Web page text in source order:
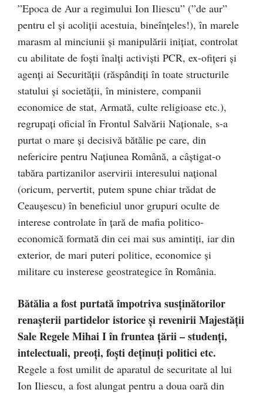
”Epoca de Aur a regimului Ion Iliescu” (”de aur”
pentru el şi acoliţii acestuia, bineînţeles!), în marele
marasm al minciunii şi manipulării iniţiat, controlat
cu abilitate de foşti înalţi activişti PCR, ex-ofiţeri şi
agenţi ai Securităţii (răspândiţi în toate structurile
statului şi societăţii, în ministere, companii
economice de stat, Armată, culte religioase etc.),
regrupaţi oficial în Frontul Salvării Naţionale, s-a
purtat o mare şi decisivă bătălie pe care, din
nefericire pentru Naţiunea Română, a câştigat-o
tabăra partizanilor aservirii interesului naţional
(oricum, pervertit, putem spune chiar trădat de
Ceauşescu) în beneficiul unor grupuri oculte de
interese controlate în ţară de mafia politico-
economică formată din cei mai sus amintiţi, iar din
exterior, de mari puteri politice, economice şi
militare cu insterese geostrategice în România.
Bătălia a fost purtată împotriva susţinătorilor
renaşterii partidelor istorice şi revenirii Majestăţii
Sale Regele Mihai I în fruntea ţării – studenţi,
intelectuali, preoţi, foşti deţinuţi politici etc.
Regele a fost umilit de aparatul de securitate al lui
Ion Iliescu, a fost alungat pentru a doua oară din